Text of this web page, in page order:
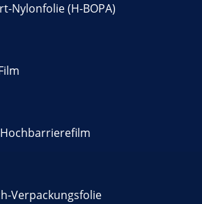
Nylonfolie (H-BOPA)
Verpackungsfolie